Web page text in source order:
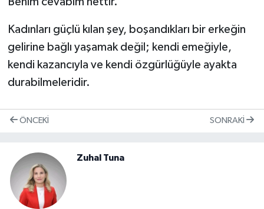
Kadınları güçlü kılan şey, boşandıkları bir erkeğin
gelirine bağlı yaşamak değil; kendi emeğiyle,
kendi kazancıyla ve kendi özgürlüğüyle ayakta
durabilmeleridir.
ÖNCEKI SONRAKI
Zuhal Tuna